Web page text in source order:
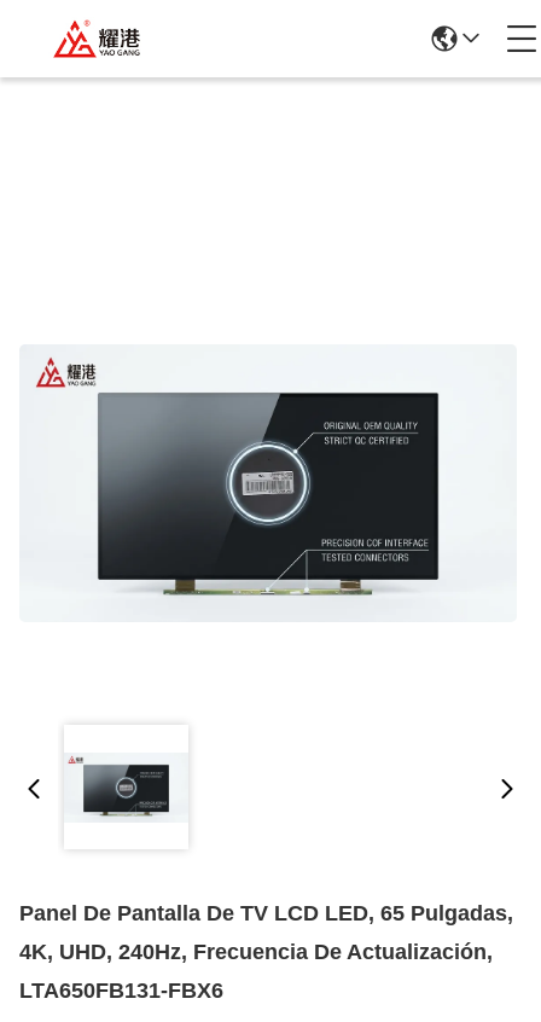
Panel De Pantalla De TV LCD LED, 65 Pulgadas,
4K, UHD, 240Hz, Frecuencia De Actualización,
LTA650FB131-FBX6